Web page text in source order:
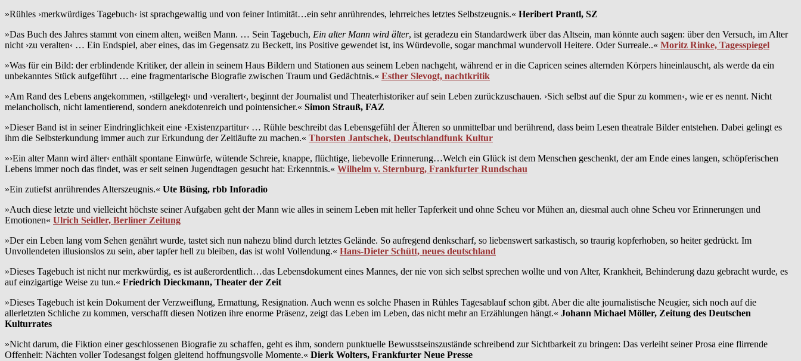
»Rühles ›merkwürdiges Tagebuch‹ ist sprachgewaltig und von feiner Intimität…ein sehr anrührendes, lehrreiches letztes Selbstzeugnis.« Heribert Prantl, SZ
»Das Buch des Jahres stammt von einem alten, weißen Mann. … Sein Tagebuch, Ein alter Mann wird älter, ist geradezu ein Standardwerk über das Altsein, man könnte auch sagen: über den Versuch, im Alter
nicht ›zu veralten‹ … Ein Endspiel, aber eines, das im Gegensatz zu Beckett, ins Positive gewendet ist, ins Würdevolle, sogar manchmal wundervoll Heitere. Oder Surreale..« Moritz Rinke, Tagesspiegel
»Was für ein Bild: der erblindende Kritiker, der allein in seinem Haus Bildern und Stationen aus seinem Leben nachgeht, während er in die Capricen seines alternden Körpers hineinlauscht, als werde da ein
unbekanntes Stück aufgeführt … eine fragmentarische Biografie zwischen Traum und Gedächtnis.« Esther Slevogt, nachtkritik
»Am Rand des Lebens angekommen, ›stillgelegt‹ und ›veraltert‹, beginnt der Journalist und Theaterhistoriker auf sein Leben zurückzuschauen. ›Sich selbst auf die Spur zu kommen‹, wie er es nennt. Nicht
melancholisch, nicht lamentierend, sondern anekdotenreich und pointensicher.« Simon Strauß, FAZ
»Dieser Band ist in seiner Eindringlichkeit eine ›Existenzpartitur‹ … Rühle beschreibt das Lebensgefühl der Älteren so unmittelbar und berührend, dass beim Lesen theatrale Bilder entstehen. Dabei gelingt es
ihm die Selbsterkundung immer auch zur Erkundung der Zeitläufte zu machen.« Thorsten Jantschek, Deutschlandfunk Kultur
»›Ein alter Mann wird älter‹ enthält spontane Einwürfe, wütende Schreie, knappe, flüchtige, liebevolle Erinnerung…Welch ein Glück ist dem Menschen geschenkt, der am Ende eines langen, schöpferischen
Lebens immer noch das findet, was er seit seinen Jugendtagen gesucht hat: Erkenntnis.« Wilhelm v. Sternburg, Frankfurter Rundschau
»Ein zutiefst anrührendes Alterszeugnis.« Ute Büsing, rbb Inforadio
»Auch diese letzte und vielleicht höchste seiner Aufgaben geht der Mann wie alles in seinem Leben mit heller Tapferkeit und ohne Scheu vor Mühen an, diesmal auch ohne Scheu vor Erinnerungen und
Emotionen« Ulrich Seidler, Berliner Zeitung
»Der ein Leben lang vom Sehen genährt wurde, tastet sich nun nahezu blind durch letztes Gelände. So aufregend denkscharf, so liebenswert sarkastisch, so traurig kopferhoben, so heiter gedrückt. Im
Unvollendeten illusionslos zu sein, aber tapfer hell zu bleiben, das ist wohl Vollendung.« Hans-Dieter Schütt, neues deutschland
»Dieses Tagebuch ist nicht nur merkwürdig, es ist außerordentlich…das Lebensdokument eines Mannes, der nie von sich selbst sprechen wollte und von Alter, Krankheit, Behinderung dazu gebracht wurde, es
auf einzigartige Weise zu tun.« Friedrich Dieckmann, Theater der Zeit
»Dieses Tagebuch ist kein Dokument der Verzweiflung, Ermattung, Resignation. Auch wenn es solche Phasen in Rühles Tagesablauf schon gibt. Aber die alte journalistische Neugier, sich noch auf die
allerletzten Schliche zu kommen, verschafft diesen Notizen ihre enorme Präsenz, zeigt das Leben im Leben, das nicht mehr an Erzählungen hängt.« Johann Michael Möller, Zeitung des Deutschen
Kulturrates
»Nicht darum, die Fiktion einer geschlossenen Biografie zu schaffen, geht es ihm, sondern punktuelle Bewusstseinszustände schreibend zur Sichtbarkeit zu bringen: Das verleiht seiner Prosa eine flirrende
Offenheit: Nächten voller Todesangst folgen gleitend hoffnungsvolle Momente.« Dierk Wolters, Frankfurter Neue Presse